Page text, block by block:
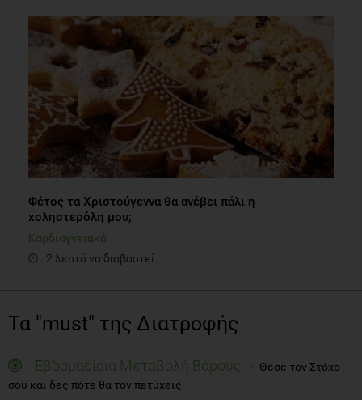
Φέτος τα Χριστούγεννα θα ανέβει πάλι η
χοληστερόλη μου;
Καρδιαγγειακά
2 λεπτά να διαβαστεί
Τα "must" της Διατροφής
Εβδομαδίαια Μεταβολή Βάρους
Θέσε τον Στόχο
σου και δες πότε θα τον πετύχεις